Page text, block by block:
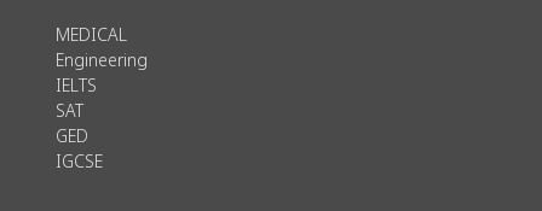
assignment ลงทะเบียน
MEDICAL
Engineering
IELTS
SAT
GED
IGCSE